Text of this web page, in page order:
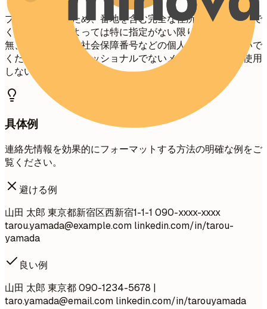
プライバシーのため、番地を含む完全な住所は記載しないで
ください。国によっては特に指定がない限り、配偶者の有
無、年齢、写真、社会保障番号などの個人情報は含めないで
ください。プロフェッショナルでないメールアドレスは使用
しないでください。
具体例
連絡先情報を効果的にフォーマットする方法の明確な例をご
覧ください。
避ける例
山田 太郎 東京都新宿区西新宿1-1-1 090-xxxx-xxxx
tarou.yamada@example.com linkedin.com/in/tarou-
yamada
良い例
山田 太郎 東京都 090-1234-5678 |
taro.yamada@email.com linkedin.com/in/tarouyamada